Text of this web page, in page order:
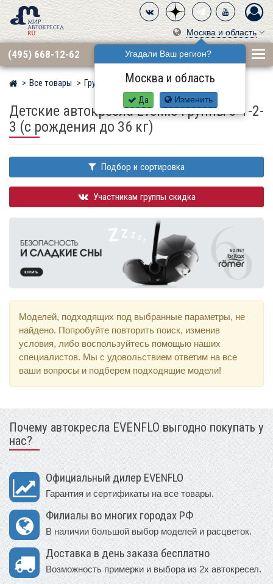
Москва и область
Угадали Ваш регион?
Москва и область
Да Изменить
(495) 668-12-62
Мир детских автокресел
Все товары Группа 0·1·2·3 (до 36 кг)
Детские автокресла Evenflo группы 0-1-2-
3 (с рождения до 36 кг)
Подбор и сортировка
Участникам группы скидка
Моделей, подходящих под выбранные параметры, не
найдено. Попробуйте повторить поиск, изменив
условия, либо воспользуйтесь помощью наших
специалистов. Мы с удовольствием ответим на все
ваши вопросы и подберем подходящие модели!
Почему автокресла EVENFLO выгодно покупать у
нас?
Официальный дилер EVENFLO
Гарантия и сертификаты на все товары.
Филиалы во многих городах РФ
В наличии большой выбор моделей и расцветок.
Доставка в день заказа бесплатно
Возможность примерки и выбора из 2х автокресел.